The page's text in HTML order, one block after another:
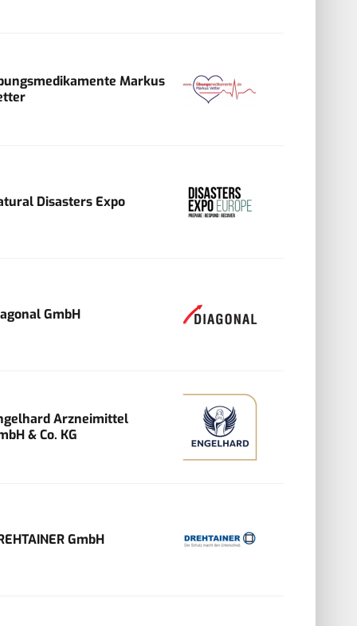
Markus
Disasters Expo
GmbH
Arzneimittel
& Co. KG
GmbH